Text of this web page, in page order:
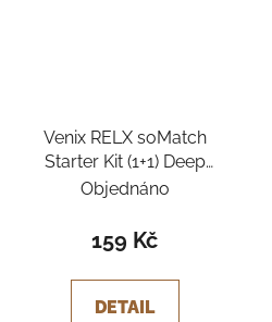
Venix RELX soMatch
Starter Kit (1+1) Deep
Blue - Blueberry
Objednáno
159 Kč
DETAIL